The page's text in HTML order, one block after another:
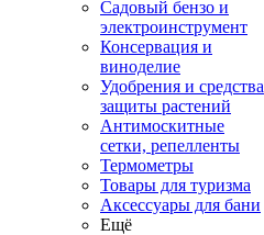
Садовый бензо и
электроинструмент
Консервация и
виноделие
Удобрения и средства
защиты растений
Антимоскитные
сетки, репелленты
Термометры
Товары для туризма
Аксессуары для бани
Ещё